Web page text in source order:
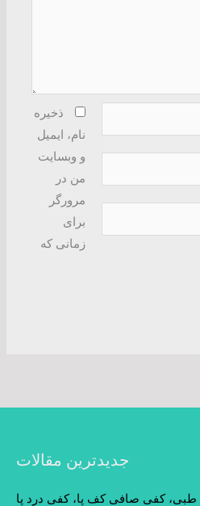
ذخیره
نام، ایمیل
و وبسایت
من در
مرورگر
برای
زمانی که
جدیدترین مقالات
کفی صافی کف پا، کفی درد پا